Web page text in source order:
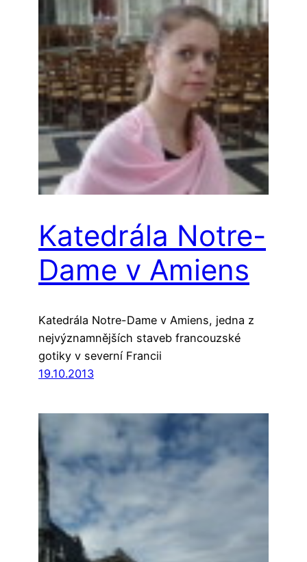
Katedrála Notre-
Dame v Amiens
Katedrála Notre-Dame v Amiens, jedna z
nejvýznamnějších staveb francouzské
gotiky v severní Francii
19.10.2013